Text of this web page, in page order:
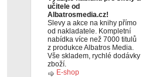
učitele od
Albatrosmedia.cz!
Slevy a akce na knihy přímo
od nakladatele. Kompletní
nabídka více než 7000 titulů
z produkce Albatros Media.
Vše skladem, rychlé dodávky
zboží.
E-shop